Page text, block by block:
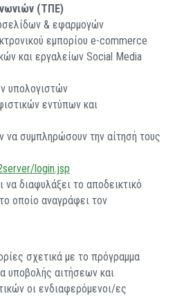
(ΤΠΕ)
& εφαρμογών
εμπορίου e-commerce
και εργαλείων Social Media
υπολογιστών
εντύπων και
να συμπληρώσουν την αίτησή τους
login.jsp
διαφυλάξει το αποδεικτικό
οποίο αναγράφει τον
σχετικά με το πρόγραμμα
υποβολής αιτήσεων και
οι ενδιαφερόμενοι/ες